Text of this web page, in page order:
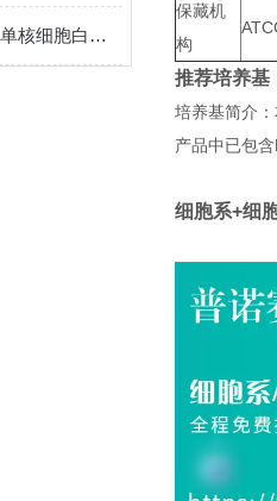
深入探索THP-1 （人单核细胞白血病）
保藏机
构
推荐培养基
培养基简介
产品中已包含
细胞系+细